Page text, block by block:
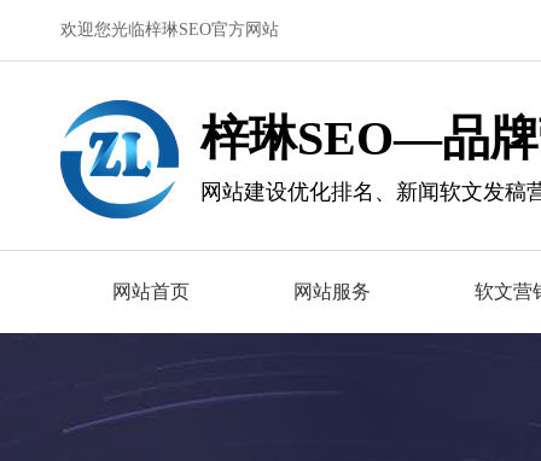
欢迎您光临梓琳SEO官方网站
梓琳SEO—品
网站建设优化排名、新闻软文发稿
网站首页 网站服务 软文营